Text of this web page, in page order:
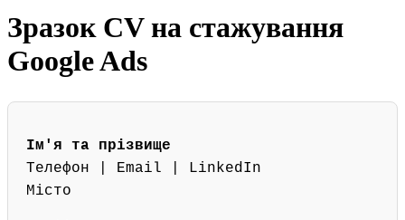
Зразок CV на стажування
Google Ads
Ім'я та прізвище
Телефон | Email | LinkedIn
Місто